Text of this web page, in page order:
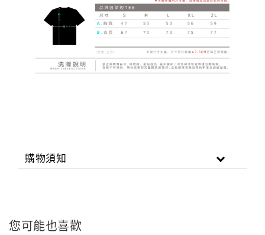
購物須知
您可能也喜歡